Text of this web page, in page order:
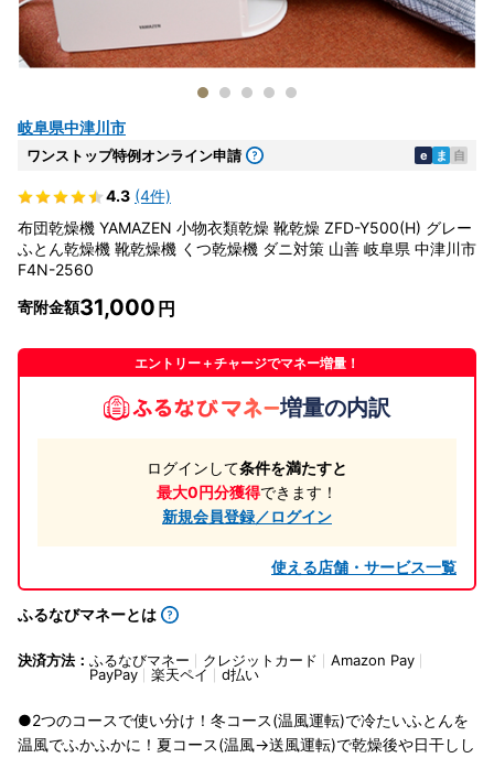
岐阜県中津川市
ワンストップ特例オンライン申請 e ま 自
4.3 (4件)
布団乾燥機 YAMAZEN 小物衣類乾燥 靴乾燥 ZFD-Y500(H) グレー
ふとん乾燥機 靴乾燥機 くつ乾燥機 ダニ対策 山善 岐阜県 中津川市
F4N-2560
寄附金額31,000
エントリー＋チャージでマネー増量！
増量の内訳
ログインして条件を満たすと
最大0円分獲得できます！
新規会員登録／ログイン
使える店舗・サービス一覧
ふるなびマネーとは
決済方法： ふるなびマネー クレジットカード
Amazon Pay
PayPay
楽天ペイ d払い
●2つのコースで使い分け！冬コース(温風運転)で冷たいふとんを
温風でふかふかに！夏コース(温風→送風運転)で乾燥後や日干しし